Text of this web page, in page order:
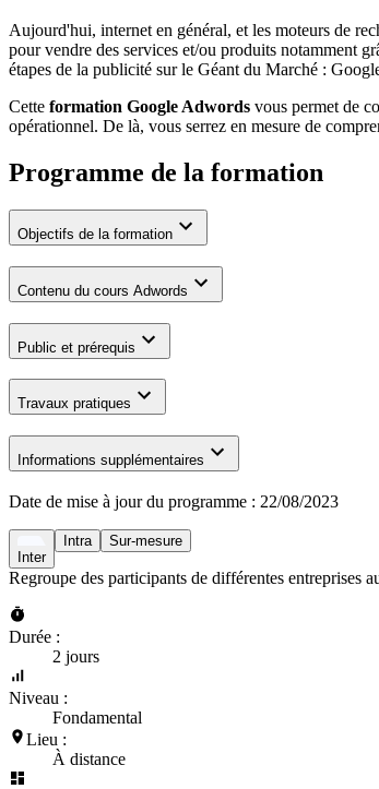
Aujourd'hui, internet en général, et les moteurs de
pour vendre des services et/ou produits notamment
étapes de la publicité sur le Géant du Marché :
Cette formation Google Adwords vous permet de
opérationnel. De là, vous serrez en mesure de
Programme de la formation
Objectifs de la formation
Contenu du cours Adwords
Public et prérequis
Travaux pratiques
Informations supplémentaires
Date de mise à jour du programme : 22/08/2023
Inter
Intra Sur-mesure
Regroupe des participants de différentes entreprises
Durée :
2 jours
Niveau :
Fondamental
Lieu :
À distance